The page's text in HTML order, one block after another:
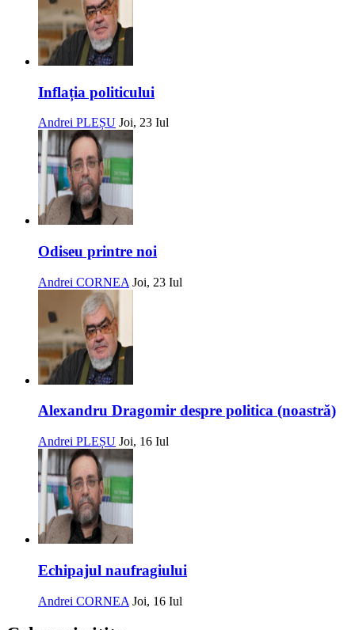
Inflația politicului
Andrei PLEȘU Joi, 23 Iul
Odiseu printre noi
Andrei CORNEA Joi, 23 Iul
Alexandru Dragomir despre politica (noastră)
Andrei PLEȘU Joi, 16 Iul
Echipajul naufragiului
Andrei CORNEA Joi, 16 Iul